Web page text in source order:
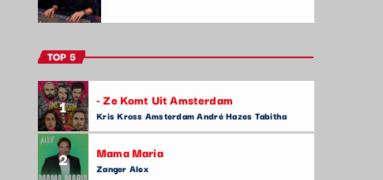
TOP 5
1 - Ze Komt Uit Amsterdam
Kris Kross Amsterdam André Hazes Tabitha
2 Mama Maria
Zanger Alex